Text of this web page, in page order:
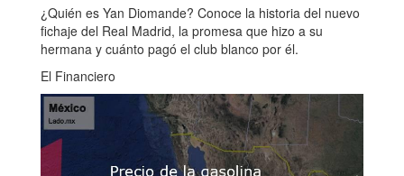
¿Quién es Yan Diomande? Conoce la historia del nuevo
fichaje del Real Madrid, la promesa que hizo a su
hermana y cuánto pagó el club blanco por él.
El Financiero